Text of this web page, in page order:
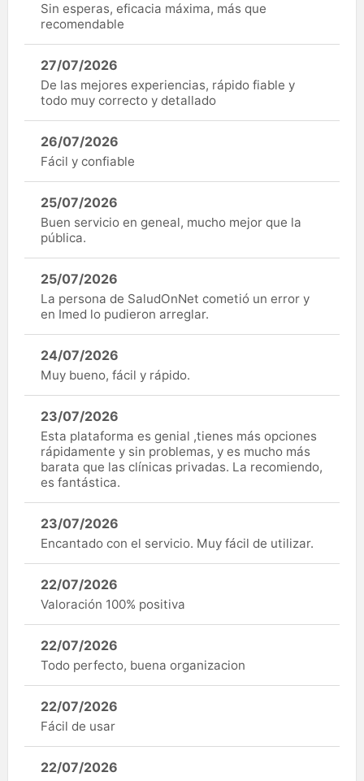
Sin esperas, eficacia máxima, más que
recomendable
27/07/2026
De las mejores experiencias, rápido fiable y
todo muy correcto y detallado
26/07/2026
Fácil y confiable
25/07/2026
Buen servicio en geneal, mucho mejor que la
pública.
25/07/2026
La persona de SaludOnNet cometió un error y
en Imed lo pudieron arreglar.
24/07/2026
Muy bueno, fácil y rápido.
23/07/2026
Esta plataforma es genial ,tienes más opciones
rápidamente y sin problemas, y es mucho más
barata que las clínicas privadas. La recomiendo,
es fantástica.
23/07/2026
Encantado con el servicio. Muy fácil de utilizar.
22/07/2026
Valoración 100% positiva
22/07/2026
Todo perfecto, buena organizacion
22/07/2026
Fácil de usar
22/07/2026